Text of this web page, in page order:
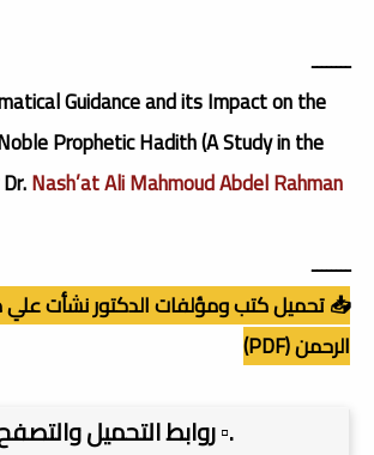
ــــــــ
Guidance and its Impact on the
Prophetic Hadith (A Study in the
Nash’at Ali Mahmoud Abdel Rahman
ــــــــ
📥 تحميل كتب ومؤلفات الدكتور نشأت
الرحمن (PDF)
.▫️ روابط التحميل